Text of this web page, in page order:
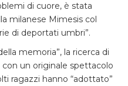
di cuore, è stata
milanese Mimesis col
di deportati umbri”.
memoria”, la ricerca di
un originale spettacolo
ragazzi hanno “adottato”